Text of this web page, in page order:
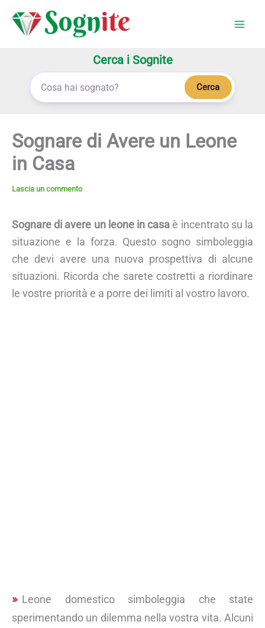
Cerca i Sognite
Cerca
Sognare di Avere un Leone
in Casa
Lascia un commento
Sognare di avere un leone in casa è incentrato su la
situazione e la forza. Questo sogno simboleggia
che devi avere una nuova prospettiva di alcune
situazioni. Ricorda che sarete costretti a riordinare
le vostre priorità e a porre dei limiti al vostro lavoro.
Leone domestico simboleggia che state
sperimentando un dilemma nella vostra vita. Alcuni